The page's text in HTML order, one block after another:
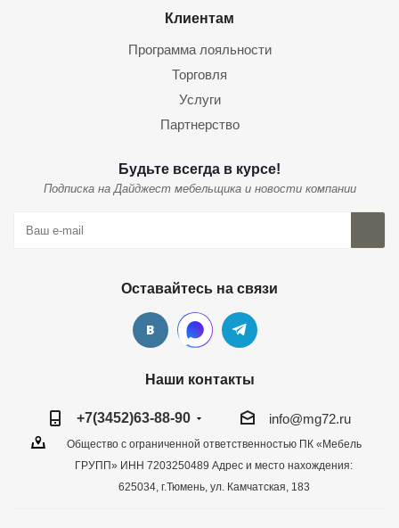
Клиентам
Программа лояльности
Торговля
Услуги
Партнерство
Будьте всегда в курсе!
Подписка на Дайджест мебельщика и новости компании
Оставайтесь на связи
Наши контакты
+7(3452)63-88-90 info@mg72.ru
Общество с ограниченной ответственностью ПК «Мебель
ГРУПП» ИНН 7203250489 Адрес и место нахождения:
625034, г.Тюмень, ул. Камчатская, 183